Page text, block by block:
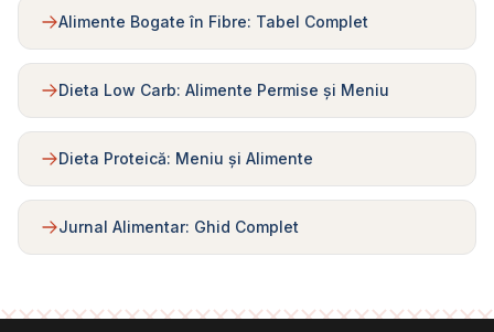
Alimente Bogate în Fibre: Tabel Complet
Dieta Low Carb: Alimente Permise și Meniu
Dieta Proteică: Meniu și Alimente
Jurnal Alimentar: Ghid Complet